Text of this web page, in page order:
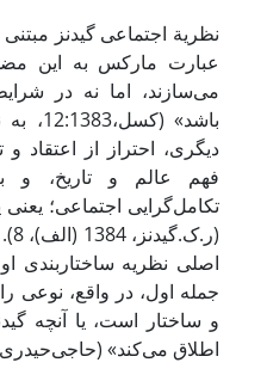
نظریة اجتماعی گیدنز
عبارت مارکس به این
می‌سازند، اما نه در
دیگری، احتراز از اعتقاد
فهم عالم و تاریخ، و
تکامل‌گرایی اجتماعی؛ یعنی
اصلی نظریه ساختاربندی
جمله اول، در واقع، نوعی
و ساختار است، یا آنچه
اطلاق می‌کند»